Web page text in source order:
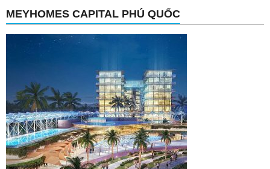
MEYHOMES CAPITAL PHÚ QUỐC